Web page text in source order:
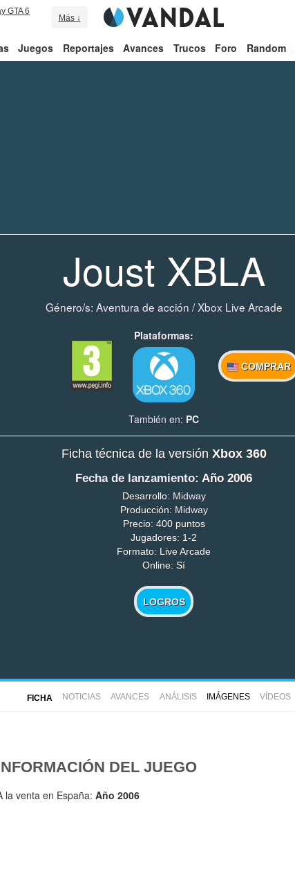
GTA 6
Más ↓
Juegos Reportajes Avances Trucos Foro Random
Joust XBLA
Género/s: Aventura de acción /Xbox Live Arcade
Plataformas:
COMPRAR
También en: PC
Ficha técnica de la versión Xbox 360
Fecha de lanzamiento: Año 2006
Desarrollo: Midway
Producción: Midway
Precio: 400 puntos
Jugadores: 1-2
Formato: Live Arcade
Online: Sí
LOGROS
FICHA NOTICIAS AVANCES ANÁLISIS IMÁGENES VÍDEOS
DEL JUEGO
la venta en España: Año 2006